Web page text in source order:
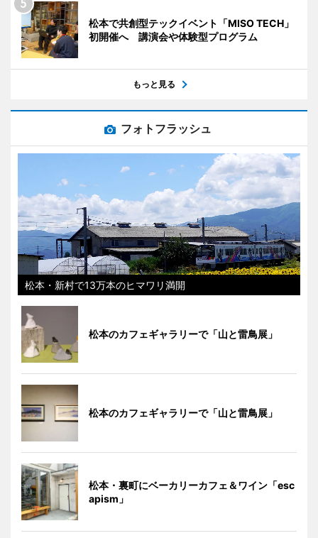
松本で共創型テックイベント「MISO TECH」
初開催へ 講演会や体験型プログラム
もっと見る
フォトフラッシュ
松本・新村で13万本のヒマワリ満開
松本のカフェギャラリーで「山と雷鳥展」
松本のカフェギャラリーで「山と雷鳥展」
松本・裏町にベーカリーカフェ＆ワイン「esc
apism」